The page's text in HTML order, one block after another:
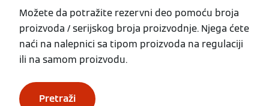
Možete da potražite rezervni deo pomoću broja
proizvoda / serijskog broja proizvodnje. Njega ćete
naći na nalepnici sa tipom proizvoda na regulaciji
ili na samom proizvodu.
Pretraži